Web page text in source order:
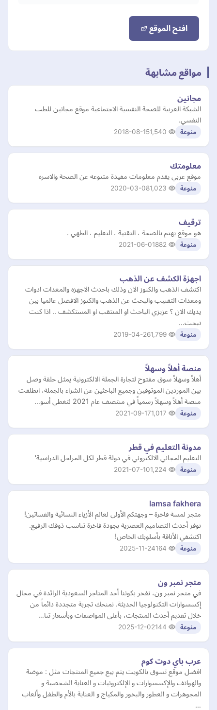
افتح الموقع
مواقع مشابهة
مجانين
الشبكة العربية للصحة النفسية الاجتماعية موقع مجانين للطب
النفسي.
منوعة 2018-08-15
معلومتك
موقع عربي يقدم معلومات مفيدة متنوعه عن الصحة والاسره
منوعة 2020-03-08
ترقيف
هو موقع يهتم بالصحة ، التقنية ، التعليم ، الطهي .
منوعة 2021-06-01
اجهزة الكشف عن الذهب
اكتشف الذهب والكنوز الان وذلك باحدث الاجهزه والمعدات ادوات
ومعدات التقنيب والبحث عن الذهب والكنوز الافضل عالميا بين
يديك الان ؟ عزيزي الباحث او المنتقب او المستكشف .. اذا كنت
تبحث…
منوعة 2019-04-26
منصة أهلاً وسهلاً
أهلاً وسهلاً سوق مفتوح لتجارة الجملة الالكترونية يمثل حلقة وصل
بين الموردين الموثوقين وجميع الباحثين عن الشراء بالجملة، انطلقت
منصة أهلاً وسهلاً رسمياً في منتصف عام 2021 لتغطي أسو…
منوعة 2021-09-17
مدونة التعليم في قطر
التعليم المجاني الالكتروني في دولة قطر لكل المراحل الدراسية'
منوعة 2021-07-10
lamsa fakhera
متجر لمسة فاخرة – وجهتكم الأولى لعالم الأزياء النسائية والفساتين!
نوفر أحدث التصاميم العصرية بجودة فاخرة تناسب ذوقك الرفيع.
اكتشفي الأناقة بأسلوبك الخاص!
منوعة 2025-11-24
متجر نمبر ون
في متجر نمبر ون، نفخر بكوننا أحد المتاجر السعودية الرائدة في مجال
إكسسوارات التكنولوجيا الحديثة. نمنحك تجربة متجددة دائماً من
خلال تقديم أحدث المنتجات، بأعلى المواصفات وبأسعار تنا…
منوعة 2025-12-02
عرب باي دوت كوم
افضل موقع تسوق بالكويت يتم بيع جميع المنتجات مثل : موضة
والهواتف والإكسسوارات و الإلكترونيات و العناية الشخصية و
المجوهرات و العطور والبخور والمكياج و العناية بالأم والطفل وألعاب
…